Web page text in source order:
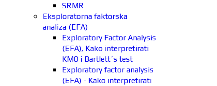
SRMR
Eksploratorna faktorska
analiza (EFA)
Exploratory Factor Analysis
(EFA), Kako interpretirati
KMO i Bartlett´s test
Exploratory factor analysis
(EFA) - Kako interpretirati